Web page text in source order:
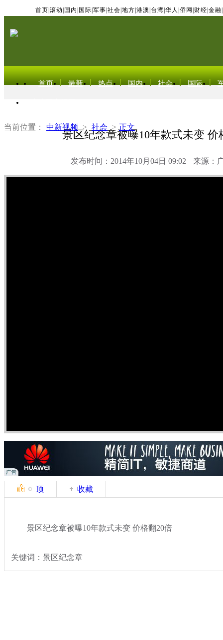
首页 滚动 国内 国际 军事 社会 地方 港澳 台湾 华人 侨网 财经 金融
首页 最新 热点 国内 社会 国际
当前位置： 中新视频 > 社会 > 正文
景区纪念章被曝10年款式未变 价
发布时间：2014年10月04日 09:02 来源：
0 顶 收藏
景区纪念章被曝10年款式未变 价格翻20倍
关键词：景区纪念章